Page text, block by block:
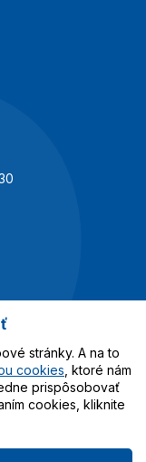
stránky. A na to
cookies , ktoré nám
prispôsobovať
cookies, kliknite